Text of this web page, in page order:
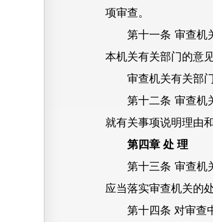
项审查。
第十一条 审查机关
本机关有关部门的意
审查机关有关部门
第十二条 审查机关
就有关事项说明理由
第四章 处 理
第十三条 审查机关
应当落实审查机关的
第十四条 对审查中